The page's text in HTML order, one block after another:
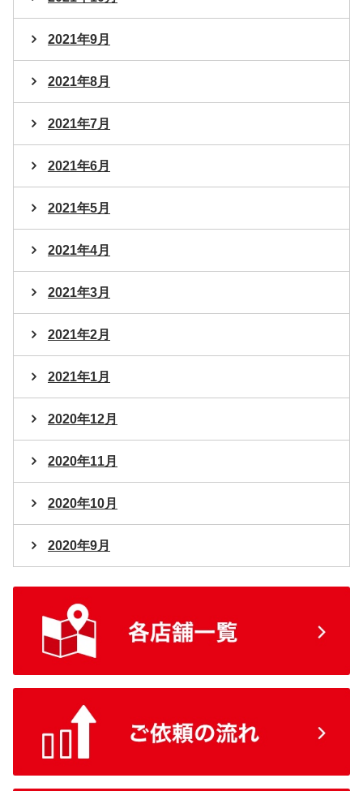
2021年9月
2021年8月
2021年7月
2021年6月
2021年5月
2021年4月
2021年3月
2021年2月
2021年1月
2020年12月
2020年11月
2020年10月
2020年9月